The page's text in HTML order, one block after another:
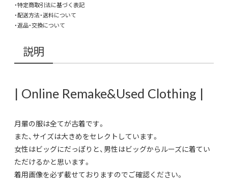
・特定商取引法に基づく表記
・配送方法・送料について
・返品・交換について
説明
| Online Remake&Used Clothing |
月暈の服は全てが古着です。
また、サイズは大きめをセレクトしています。
女性はビッグにだっぽりと、男性はビッグからルーズに着てい
ただけるかと思います。
着用画像を必ず載せておりますのでご確認ください。